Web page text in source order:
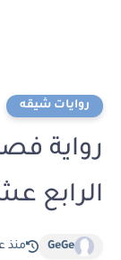
روايات شيقه
رواية
الرابع عشر 14 بقلم ام
GeGe منذ